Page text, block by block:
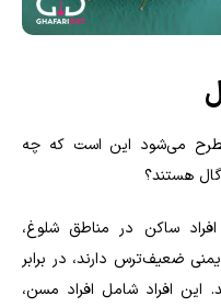
مطرح می‌شود این است که چه
هستند؟
ساکن در مناطق شلوغ،
ضعیف‌ترس دارند، در برابر
این افراد شامل افراد مسن،